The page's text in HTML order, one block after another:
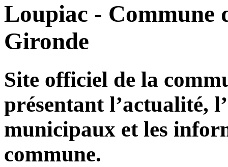
Loupiac - Commune
Gironde
Site officiel de la
présentant l’actualité,
municipaux et les
commune.